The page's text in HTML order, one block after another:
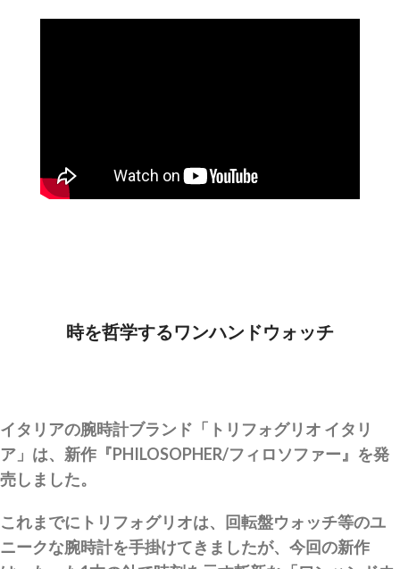
時を哲学するワンハンドウォッチ
イタリアの腕時計ブランド「トリフォグリオ イタリ
ア」は、新作『PHILOSOPHER/フィロソファー』を発
売しました。
これまでにトリフォグリオは、回転盤ウォッチ等のユ
ニークな腕時計を手掛けてきましたが、今回の新作